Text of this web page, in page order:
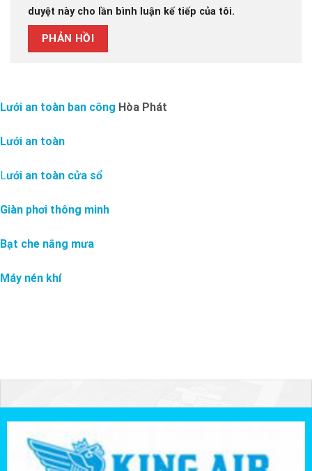
duyệt này cho lần bình luận kế tiếp của tôi.
Lưới an toàn ban công Hòa Phát
Lưới an toàn
Lưới an toàn cửa sổ
Giàn phơi thông minh
Bạt che nắng mưa
Máy nén khí